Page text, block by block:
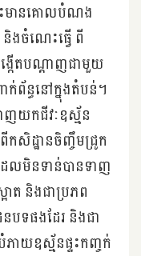
ះ​មាន​គោល​បំណង​
ង​ចំណេះ​ធ្វើ​ ពី​
ង្កើត​បណ្តាញ​ជា​មួយ​
ក់​ព័ន្ធ​នៅ​ក្នុង​តំបន់។
ញ​យក​ជីវៈ​ឧស្ម័ន​
សិដ្ឋាន​ចិញ្ចឹម​ជ្រូក​
ែល​មិន​ទាន់​បាន​ទាញ​
ត​ និង​ជា​ប្រភព​
បទ​ផង​ដែរ និង​ជា​
ាយ​ឧស្ម័ន​ផ្ទះ​កញ្ចក់​